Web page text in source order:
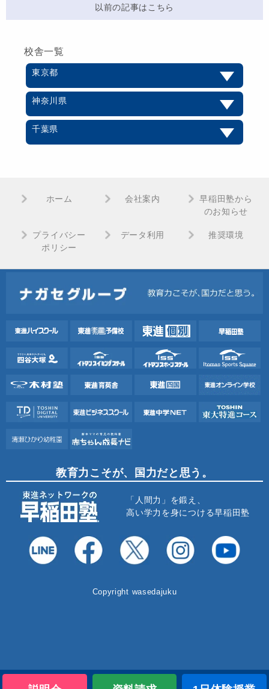
以前の記事はこちら
校舎一覧
東京都
神奈川県
千葉県
ホーム 会社案内
早稲田塾から
のお知らせ
プライバシー
ポリシー
データ利用 推奨環境
教育力こそが、国力だと思う。
「人間力」を鍛え、
高い学力を身につける早稲田塾
Copyright wasedajuku